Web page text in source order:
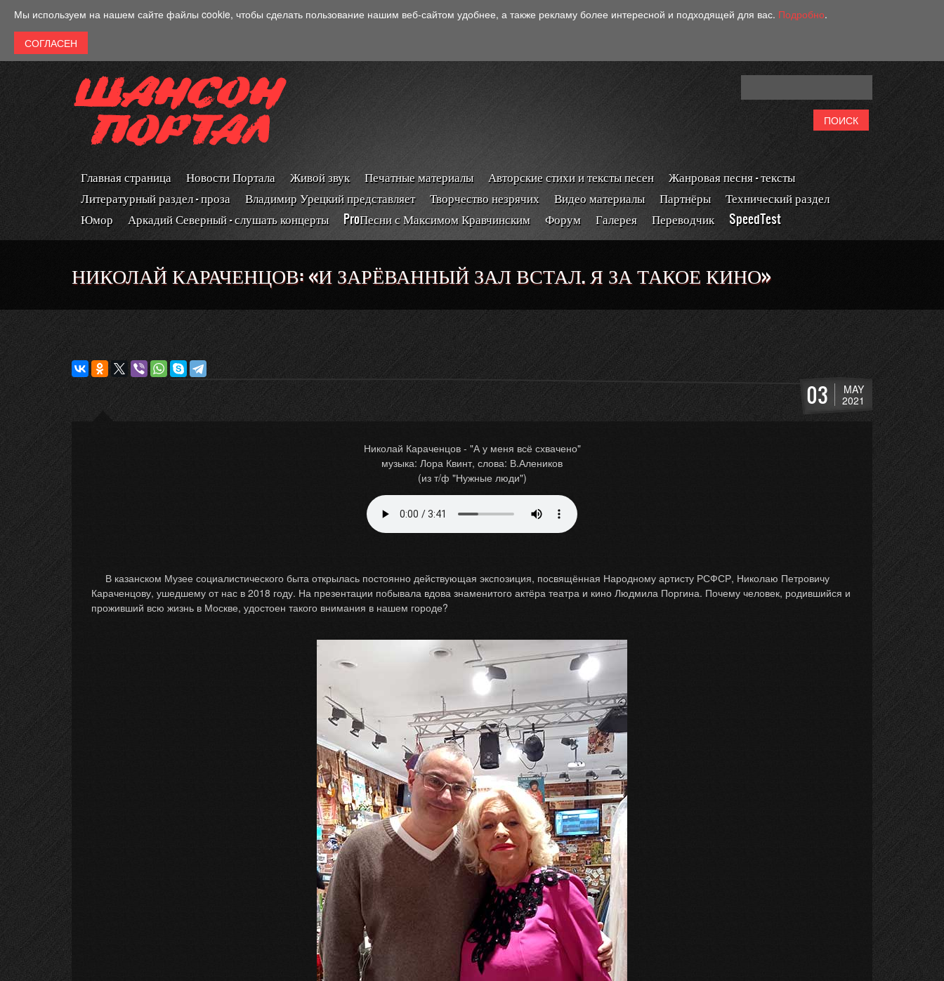
Мы используем на нашем сайте файлы cookie, чтобы сделать пользование нашим веб-сайтом удобнее, а также рекламу более интересной и подходящей для вас. Подробно.
Главная страница Новости Портала Живой звук Печатные материалы Авторские стихи и тексты песен
Жанровая песня - тексты
Литературный раздел - проза
Владимир Урецкий представляет Творчество незрячих Видео материалы Партнёры
Технический раздел
Юмор
Аркадий Северный - слушать концерты ProПесни с Максимом Кравчинским Форум Галерея Переводчик SpeedTest
НИКОЛАЙ КАРАЧЕНЦОВ: «И ЗАРЁВАННЫЙ ЗАЛ ВСТАЛ. Я ЗА ТАКОЕ КИНО»
03
MAY
2021
Николай Караченцов - "А у меня всё схвачено"
музыка: Лора Квинт, слова: В.Алеников
(из т/ф "Нужные люди")
В казанском Музее социалистического быта открылась постоянно действующая экспозиция, посвящённая Народному артисту РСФСР, Николаю Петровичу
Караченцову, ушедшему от нас в 2018 году. На презентации побывала вдова знаменитого актёра театра и кино Людмила Поргина. Почему человек, родившийся и
проживший всю жизнь в Москве, удостоен такого внимания в нашем городе?